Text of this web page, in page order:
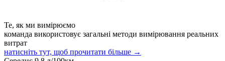
Те, як ми вимірюємо
команда використовує загальні методи вимірювання реальних
витрат
натисніть тут, щоб прочитати більше →